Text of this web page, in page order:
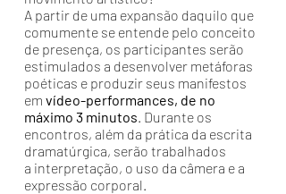
A partir de uma expansão daquilo que
comumente se entende pelo conceito
de presença, os participantes serão
estimulados a desenvolver metáforas
poéticas e produzir seus manifestos
em vídeo-performances, de no
máximo 3 minutos. Durante os
encontros, além da prática da escrita
dramatúrgica, serão trabalhados
a interpretação, o uso da câmera e a
expressão corporal.